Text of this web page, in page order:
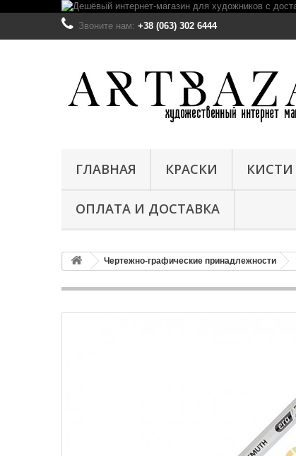
Звоните нам: +38 (063) 302 6444
ГЛАВНАЯ КРАСКИ КИСТИ
ОПЛАТА И ДОСТАВКА
Чертежно-графические принадлежности